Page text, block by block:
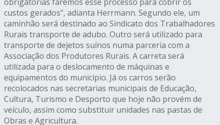
custos gerados”, adianta Herrmann. Segundo ele, um
caminhão será destinado ao Sindicato dos Trabalhadores
Rurais transporte de adubo. Outro será utilizado para
transporte de dejetos suínos numa parceria com a
Associação dos Produtores Rurais. A carreta será
utilizada para o deslocamento de máquinas e
equipamentos do município. Já os carros serão
recolocados nas secretarias municipais de Educação,
Cultura, Turismo e Desporto que hoje não provém de
veículo, assim como substituir unidades nas pastas de
Obras e Agricultura.